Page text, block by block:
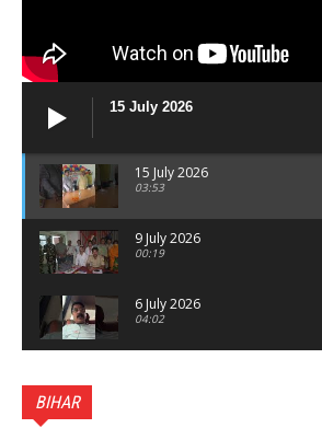
15 July 2026
15 July 2026
03:53
9 July 2026
00:19
6 July 2026
04:02
BIHAR